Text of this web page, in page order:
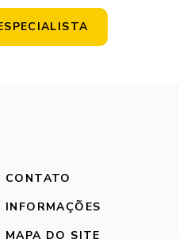
CONTATO
INFORMAÇÕES
MAPA DO SITE